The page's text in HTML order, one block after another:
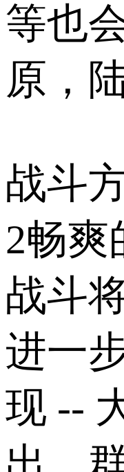
等也
原，
战斗
2畅爽
战斗
进一
现 --